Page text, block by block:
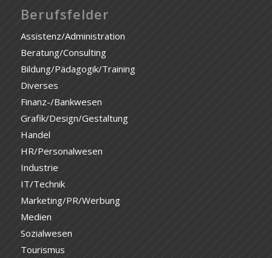
Berufsfelder
Assistenz/Administration
Beratung/Consulting
Bildung/Pädagogik/Training
Diverses
Finanz-/Bankwesen
Grafik/Design/Gestaltung
Handel
HR/Personalwesen
Industrie
IT/Technik
Marketing/PR/Werbung
Medien
Sozialwesen
Tourismus